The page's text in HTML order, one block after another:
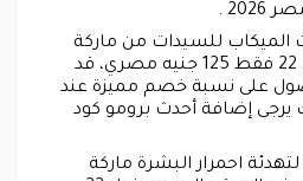
للسيدات من ماركة
ايسنس في متجر فيل 22 فقط 125 جنيه مصري، قد
على نسبة خصم مميزة عند
يرجى إضافة أحدث برومو كود
احمرار البشرة ماركة